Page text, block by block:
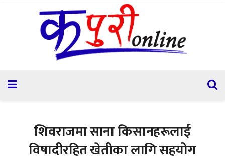
शिवराजमा साना किसानहरूलाई
विषादीरहित खेतीका लागि सहयोग